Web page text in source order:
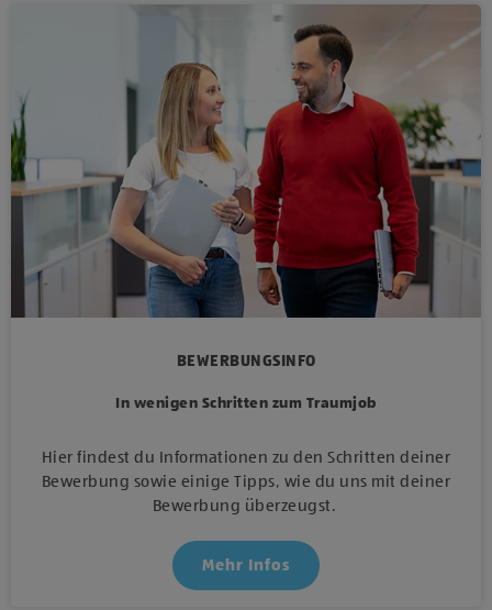
BEWERBUNGSINFO
In wenigen Schritten zum Traumjob
Hier findest du Informationen zu den Schritten deiner
Bewerbung sowie einige Tipps, wie du uns mit deiner
Bewerbung überzeugst.
Mehr Infos